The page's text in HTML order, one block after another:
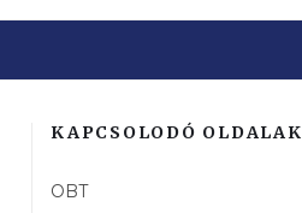
KAPCSOLODÓ OLDALAK
OBT